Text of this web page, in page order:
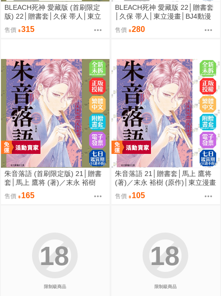
BLEACH死神 愛藏版 (首刷限定
版) 22│贈書套│久保 帯人│東立
漫畫│BJ4動漫
售價 315
BLEACH死神 愛藏版 22│贈書套
│久保 帯人│東立漫畫│BJ4動漫
售價 280
朱音落語 (首刷限定版) 21│贈書
套│馬上 鷹将 (著)／末永 裕樹
(原作)│東立漫畫│BJ4動漫
售價 165
朱音落語 21│贈書套│馬上 鷹将
(著)／末永 裕樹 (原作)│東立漫畫
│BJ4動漫
售價 105
限制級商品
18
限制級商品
18